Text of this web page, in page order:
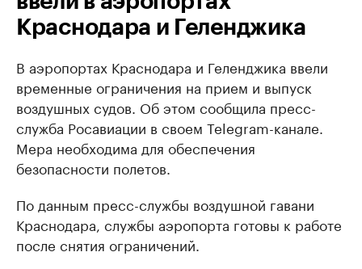
Краснодара и Геленджика
В аэропортах Краснодара и Геленджика ввели
временные ограничения на прием и выпуск
воздушных судов. Об этом сообщила пресс-
служба Росавиации в своем Telegram-канале.
Мера необходима для обеспечения
безопасности полетов.
По данным пресс-службы воздушной гавани
Краснодара, службы аэропорта готовы к работе
после снятия ограничений.